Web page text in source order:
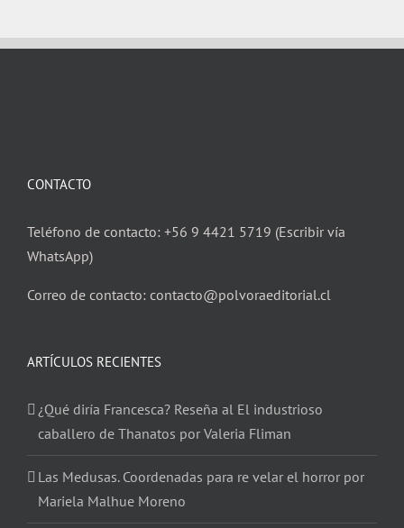
CONTACTO
Teléfono de contacto: +56 9 4421 5719 (Escribir vía
WhatsApp)
Correo de contacto: contacto@polvoraeditorial.cl
ARTÍCULOS RECIENTES
¿Qué diría Francesca? Reseña al El industrioso
caballero de Thanatos por Valeria Fliman
Las Medusas. Coordenadas para re velar el horror por
Mariela Malhue Moreno